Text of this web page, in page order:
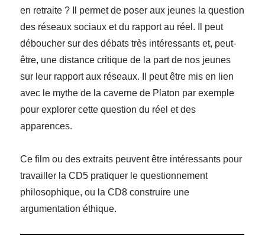
en retraite ? Il permet de poser aux jeunes la question
des réseaux sociaux et du rapport au réel. Il peut
déboucher sur des débats très intéressants et, peut-
être, une distance critique de la part de nos jeunes
sur leur rapport aux réseaux. Il peut être mis en lien
avec le mythe de la caverne de Platon par exemple
pour explorer cette question du réel et des
apparences.
Ce film ou des extraits peuvent être intéressants pour
travailler la CD5 pratiquer le questionnement
philosophique, ou la CD8 construire une
argumentation éthique.